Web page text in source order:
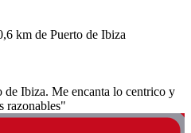
km de Puerto de Ibiza
Ibiza. Me encanta lo centrico y
razonables"